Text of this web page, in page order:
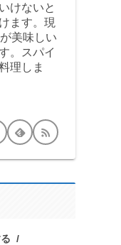
けないと
ます。現
美味しい
。スパイ
理しま